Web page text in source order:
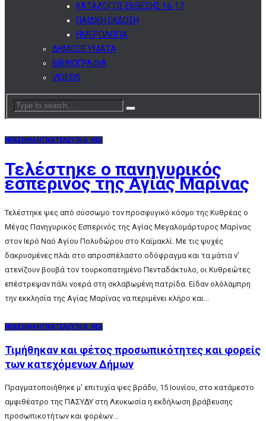
ΚΑΤΑΛΟΓΟΣ ΕΚΘΕΣΗΣ 16-17
ΠΑΙΔΙΚΗ ΕΚΔΟΣΗ
ΗΜΕΡΟΛΟΓΙΑ
ΔΗΜΟΣΙΕΥΜΑΤΑ
ΒΙΒΛΙΟΓΡΑΦΙΑ
VIDEOS
ΝΕΑΣΗΜΑΝΤΙΚΑΤΕΛΕΥΤΑΙΑ ΝΕΑ
Τελέστηκε ο πανηγυρικός
εσπερινός της Αγίας Μαρίνας
Τελέστηκε ψες από σύσσωμο τον προσφυγικό κόσμο της Κυθρέας ο
Μέγας Πανηγυρικός Εσπερινός της Αγίας Μεγαλομάρτυρος Μαρίνας
στον Ιερό Ναό Αγίου Πολυδώρου στο Καϊμακλί. Με τις ψυχές
δακρυσμένες πλάι στο απροσπέλαστο οδόφραγμα και τα μάτια ν’
ατενίζουν βουβά τον τουρκοπατημένο Πενταδάκτυλο, οι Κυθρεώτες
επέστρεψαν πάλι νοερά στη σκλαβωμένη πατρίδα. Είδαν ολόλαμπρη
την εκκλησία της Αγίας Μαρίνας να περιμένει κλήρο και...
ΝΕΑΣΗΜΑΝΤΙΚΑΤΕΛΕΥΤΑΙΑ ΝΕΑ
Τιμήθηκαν και φέτος προσωπικότητες και φορείς
των κατεχόμενων Δήμων
Πραγματοποιήθηκε μ' επιτυχία ψες βράδυ, 15 Ιουνίου, στο κατάμεστο
αμφιθέατρο της ΠΑΣΥΔΥ στη Λευκωσία η εκδήλωση βράβευσης
προσωπικοτήτων και φορέων...